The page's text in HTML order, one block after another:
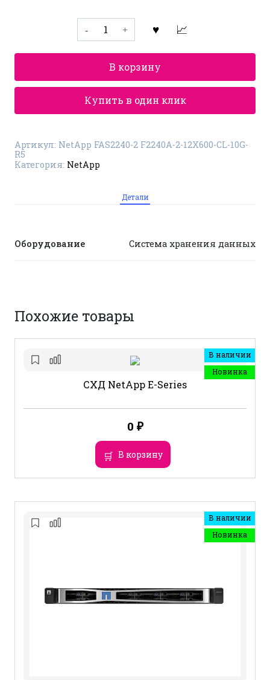
Количество
товара
Система
хранения
данных
NetApp
FAS2240-
2
F2240A-
R5
В корзину
Купить в один клик
Артикул: NetApp FAS2240-2 F2240A-2-12X600-CL-10G-
R5
Категория: NetApp
Детали
Оборудование Система хранения данных
Похожие товары
В наличии
Новинка
СХД NetApp E-Series
0 ₽
В корзину
В наличии
Новинка